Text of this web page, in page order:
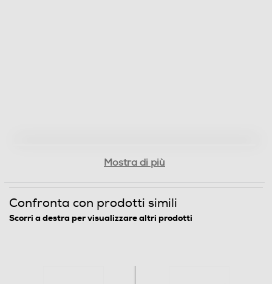
Informazioni sulla sicurezza del prodotto
Mostra di più
Confronta con prodotti simili
Scorri a destra per visualizzare altri prodotti